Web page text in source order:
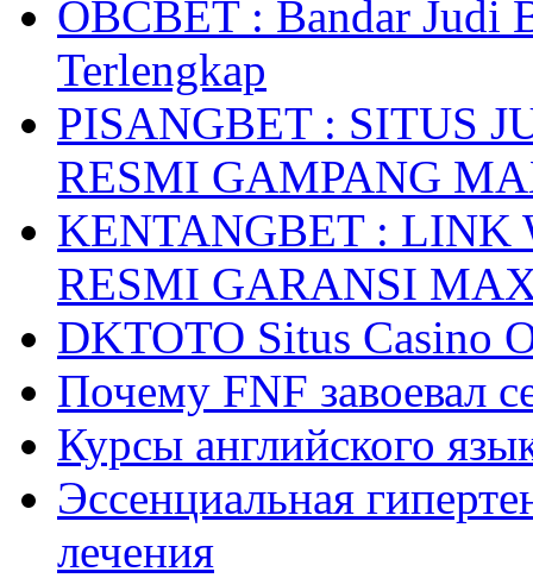
OBCBET : Bandar Judi
Terlengkap
PISANGBET : SITUS
RESMI GAMPANG
KENTANGBET : LINK
RESMI GARANSI
DKTOTO Situs Casino
Почему FNF завоевал
Курсы английского
Эссенциальная
лечения